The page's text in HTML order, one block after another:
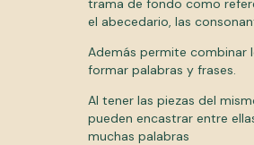
trama de fondo como
el abecedario, las
Además permite combinar
formar palabras y frases.
Al tener las piezas del
pueden encastrar entre
muchas palabras